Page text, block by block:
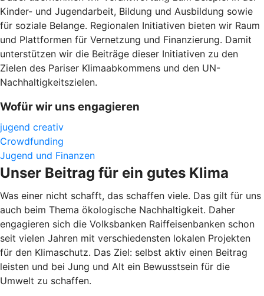
Kinder- und Jugendarbeit, Bildung und Ausbildung sowie
für soziale Belange. Regionalen Initiativen bieten wir Raum
und Plattformen für Vernetzung und Finanzierung. Damit
unterstützen wir die Beiträge dieser Initiativen zu den
Zielen des Pariser Klimaabkommens und den UN-
Nachhaltigkeitszielen.
Wofür wir uns engagieren
jugend creativ
Crowdfunding
Jugend und Finanzen
Unser Beitrag für ein gutes Klima
Was einer nicht schafft, das schaffen viele. Das gilt für uns
auch beim Thema ökologische Nachhaltigkeit. Daher
engagieren sich die Volksbanken Raiffeisenbanken schon
seit vielen Jahren mit verschiedensten lokalen Projekten
für den Klimaschutz. Das Ziel: selbst aktiv einen Beitrag
leisten und bei Jung und Alt ein Bewusstsein für die
Umwelt zu schaffen.